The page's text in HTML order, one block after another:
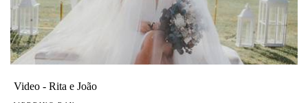
Video - Rita e João